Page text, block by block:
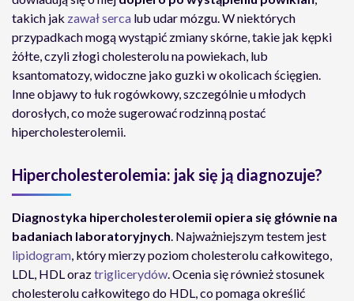
takich jak zawał serca lub udar mózgu. W niektórych
przypadkach mogą wystąpić zmiany skórne, takie jak kępki
żółte, czyli złogi cholesterolu na powiekach, lub
ksantomatozy, widoczne jako guzki w okolicach ścięgien.
Inne objawy to łuk rogówkowy, szczególnie u młodych
dorosłych, co może sugerować rodzinną postać
hipercholesterolemii.
Hipercholesterolemia: jak się ją diagnozuje?
Diagnostyka hipercholesterolemii opiera się głównie na
badaniach laboratoryjnych. Najważniejszym testem jest
lipidogram, który mierzy poziom cholesterolu całkowitego,
LDL, HDL oraztriglicerydów. Ocenia się również stosunek
cholesterolu całkowitego do HDL, co pomaga określić